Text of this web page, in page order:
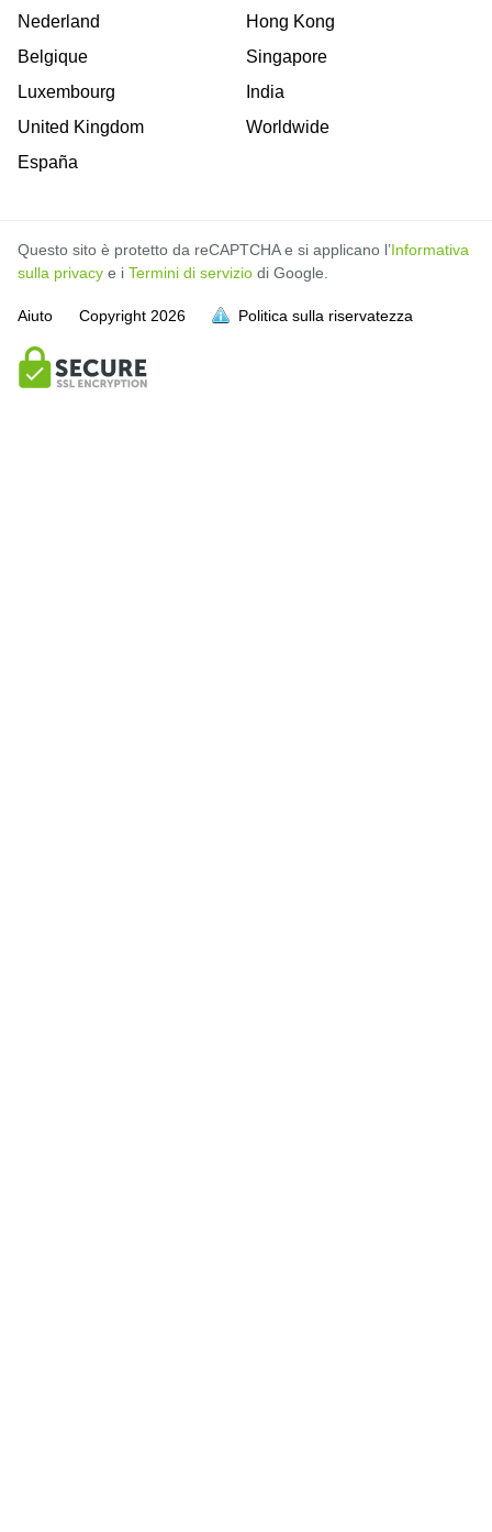
Nederland
Belgique
Luxembourg
United Kingdom
España
Hong Kong
Singapore
India
Worldwide
Questo sito è protetto da reCAPTCHA e si applicano l’Informativa
sulla privacy e i Termini di servizio di Google.
Aiuto Copyright 2026 Politica sulla riservatezza